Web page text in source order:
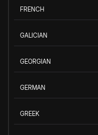
FRENCH
GALICIAN
GEORGIAN
GERMAN
GREEK